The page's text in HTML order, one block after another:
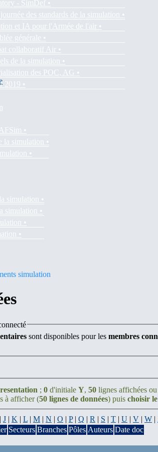
- SimDef •
des standards de la simulation •
et IA pour l'Armée de l'air •
générale •
collaboratif Air •
de la simulation •
des POC, AG •
2019 •
•
la simulation •
•
simulation •
simulation •
•
•
simulation
sont disponibles pour les membres
; 0 d'initiale Y, 50 lignes affichées
à afficher (50 lignes de données) puis choisir
| J | K | L | M | N | O | P| Q | R | S | T | U | V | W |
Secteurs Branches Pôles Auteurs Date doc